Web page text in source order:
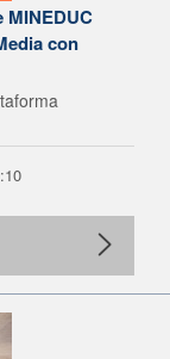
MINEDUC
con